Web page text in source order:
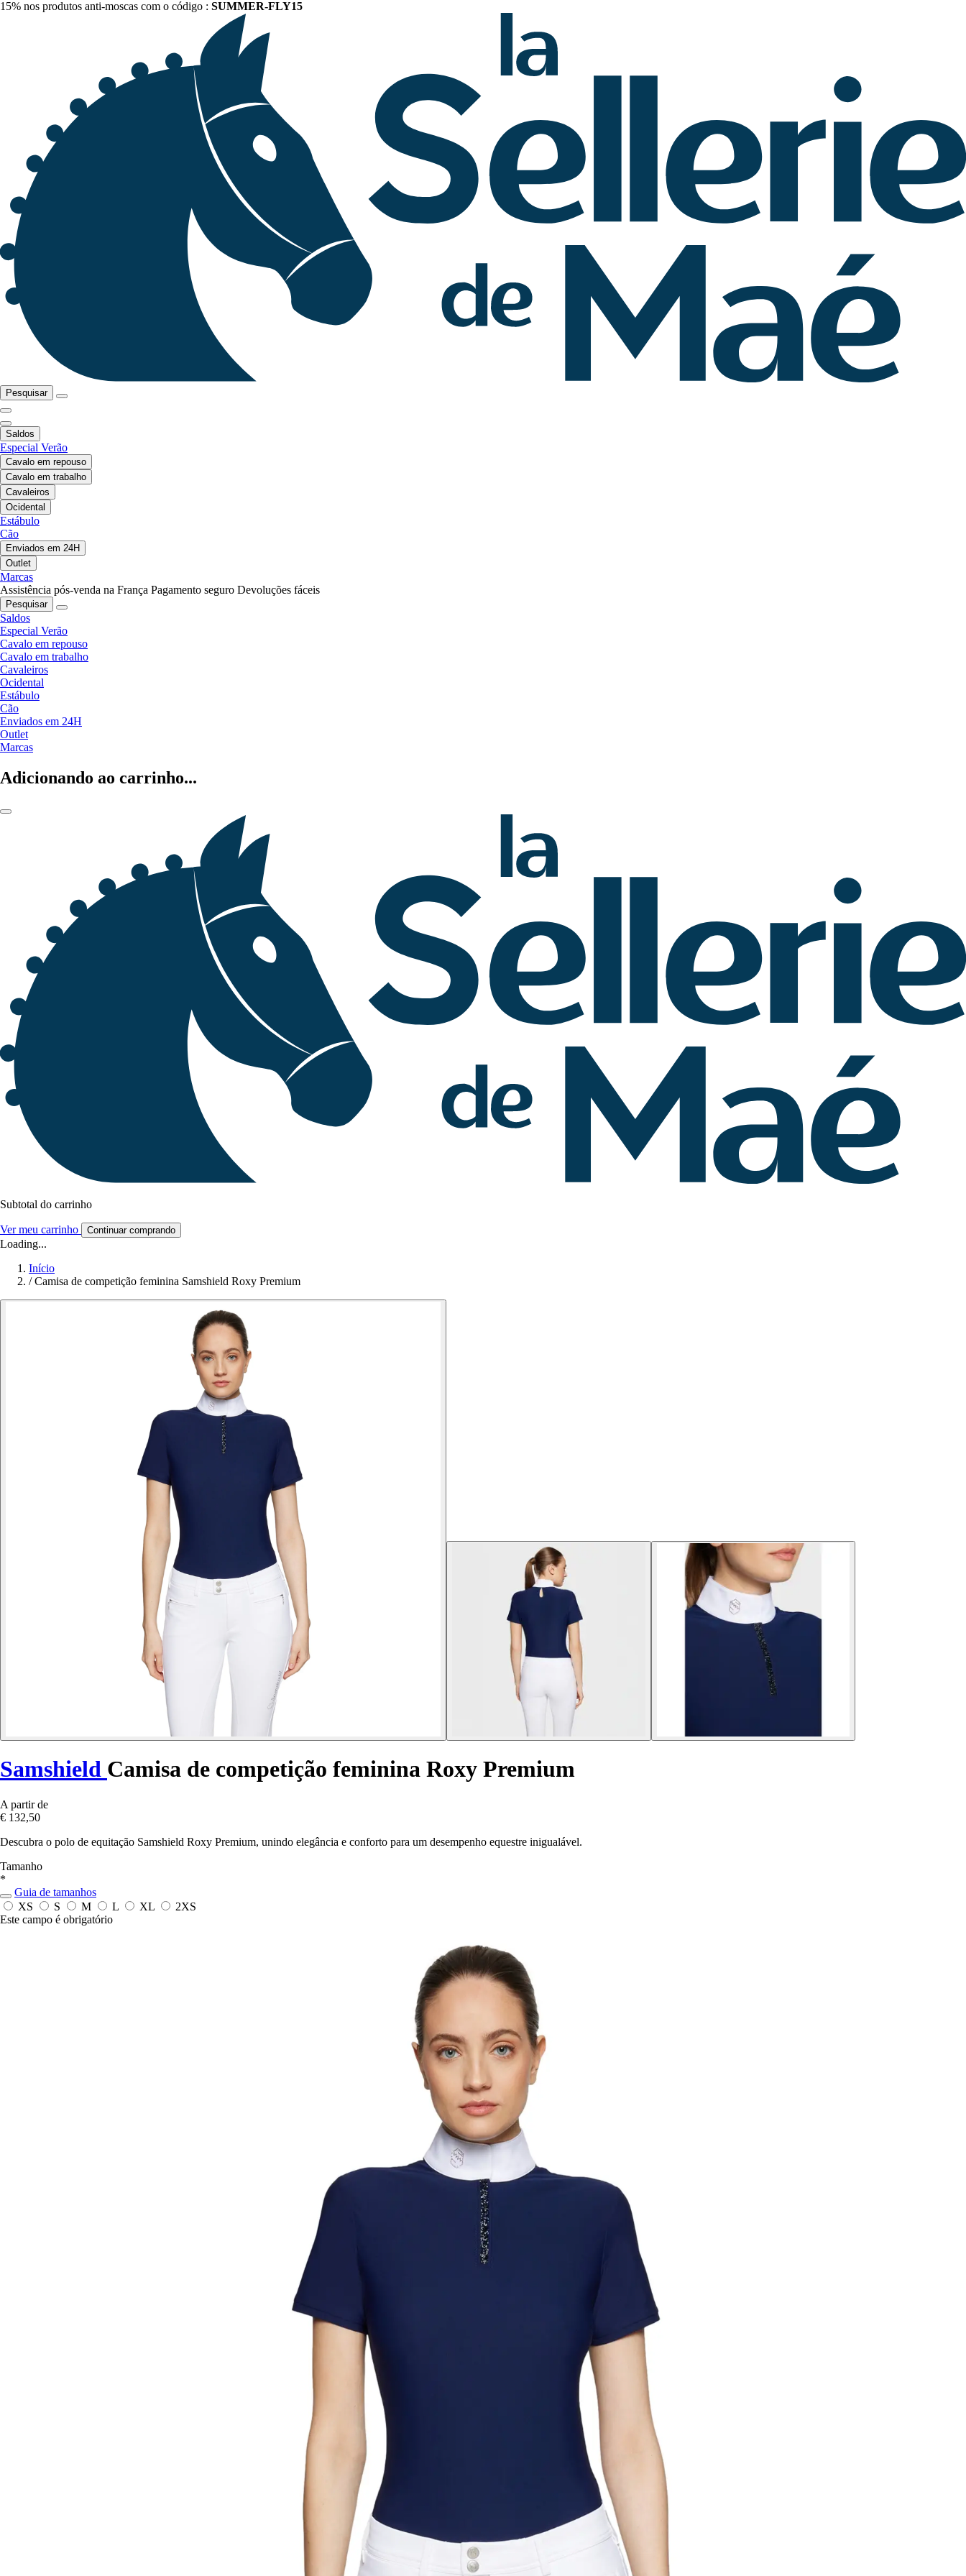
15% nos produtos anti-moscas com o código : SUMMER-FLY15
Pesquisar
Saldos
Especial Verão
Cavalo em repouso
Cavalo em trabalho
Cavaleiros
Ocidental
Estábulo
Cão
Enviados em 24H
Outlet
Marcas
Assistência pós-venda na França Pagamento seguro Devoluções fáceis
Pesquisar
Saldos
Especial Verão
Cavalo em repouso
Cavalo em trabalho
Cavaleiros
Ocidental
Estábulo
Cão
Enviados em 24H
Outlet
Marcas
Adicionando ao carrinho...
Subtotal do carrinho
Ver meu carrinho Continuar comprando
Loading...
Início
/ Camisa de competição feminina Samshield Roxy Premium
Samshield Camisa de competição feminina Roxy Premium
A partir de
€ 132,50
Descubra o polo de equitação Samshield Roxy Premium, unindo elegância e conforto para um desempenho equestre inigualável.
Tamanho
*
Guia de tamanhos
XS
S M L XL
2XS
Este campo é obrigatório